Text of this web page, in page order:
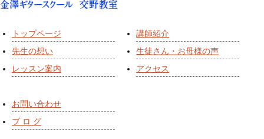
トップページ
先生の想い
レッスン案内
講師紹介
生徒さん・お母様の声
アクセス
お問い合わせ
ブ ロ グ